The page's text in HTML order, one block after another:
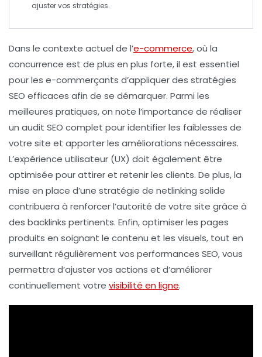
ajuster vos stratégies.
Dans le contexte actuel de l’e-commerce, où la
concurrence est de plus en plus forte, il est essentiel
pour les e-commerçants d’appliquer des stratégies
SEO efficaces afin de se démarquer. Parmi les
meilleures pratiques, on note l’importance de réaliser
un audit SEO complet pour identifier les faiblesses de
votre site et apporter les améliorations nécessaires.
L’expérience utilisateur (UX) doit également être
optimisée pour attirer et retenir les clients. De plus, la
mise en place d’une stratégie de netlinking solide
contribuera à renforcer l’autorité de votre site grâce à
des backlinks pertinents. Enfin, optimiser les pages
produits en soignant le contenu et les visuels, tout en
surveillant régulièrement vos performances SEO, vous
permettra d’ajuster vos actions et d’améliorer
continuellement votre visibilité en ligne.